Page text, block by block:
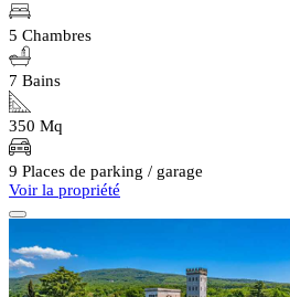
5 Chambres
7 Bains
350 Mq
9 Places de parking / garage
Voir la propriété